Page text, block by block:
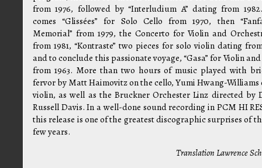
from 1976, followed by “Interludium A” dating from
comes “Glissées” for Solo Cello from 1970, then
Memorial” from 1979, the Concerto for Violin and
from 1981, “Kontraste” two pieces for solo violin dating
and to conclude this passionate voyage, “Gasa” for Violin
from 1963. More than two hours of music played with
fervor by Matt Haimovitz on the cello, Yumi Hwang-Williams
violin, as well as the Bruckner Orchester Linz directed by
Russell Davis. In a well-done sound recording in PCM HI
this release is one of the greatest discographic surprises of
few years.
Translation Lawrence